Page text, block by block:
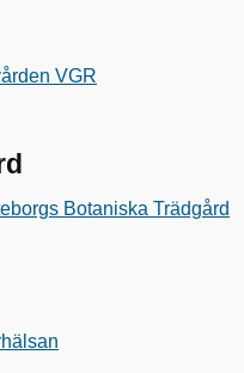
VGR
Botaniska Trädgård